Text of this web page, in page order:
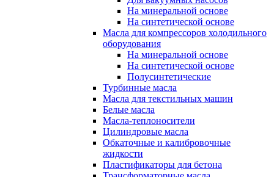
На минеральной основе
На синтетической основе
Масла для компрессоров холодильного
оборудования
На минеральной основе
На синтетической основе
Полусинтетические
Турбинные масла
Масла для текстильных машин
Белые масла
Масла-теплоносители
Цилиндровые масла
Обкаточные и калибровочные
жидкости
Пластификаторы для бетона